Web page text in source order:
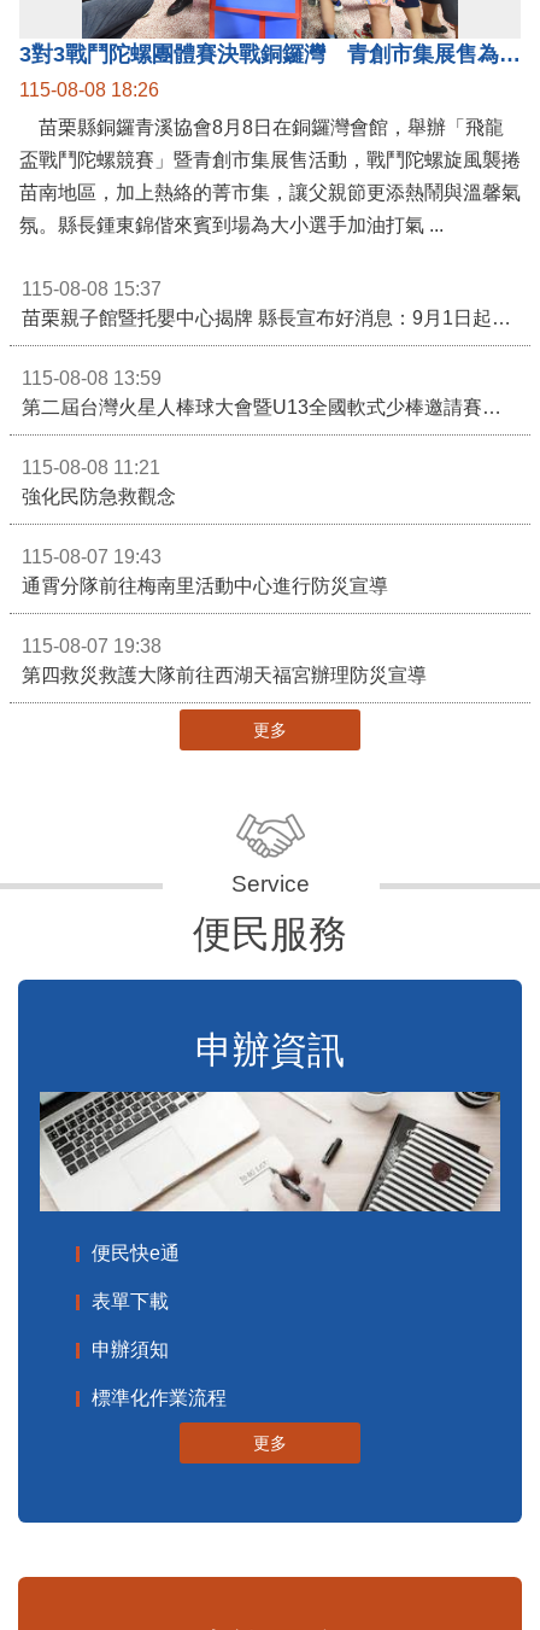
3對3戰鬥陀螺團體賽決戰銅鑼灣 青創市集展售為父親節增添繽紛
115-08-08 18:26
苗栗縣銅鑼青溪協會8月8日在銅鑼灣會館，舉辦「飛龍
盃戰鬥陀螺競賽」暨青創市集展售活動，戰鬥陀螺旋風襲捲
苗南地區，加上熱絡的菁市集，讓父親節更添熱鬧與溫馨氣
氛。縣長鍾東錦偕來賓到場為大小選手加油打氣 ...
115-08-08 15:37
苗栗親子館暨托嬰中心揭牌 縣長宣布好消息：9月1日起調降臨時托嬰費用
115-08-08 13:59
第二屆台灣火星人棒球大會暨U13全國軟式少棒邀請賽在苗栗舉辦
115-08-08 11:21
強化民防急救觀念
115-08-07 19:43
通霄分隊前往梅南里活動中心進行防災宣導
115-08-07 19:38
第四救災救護大隊前往西湖天福宮辦理防災宣導
更多
便民服務
申辦資訊
便民快e通
表單下載
申辦須知
標準化作業流程
更多